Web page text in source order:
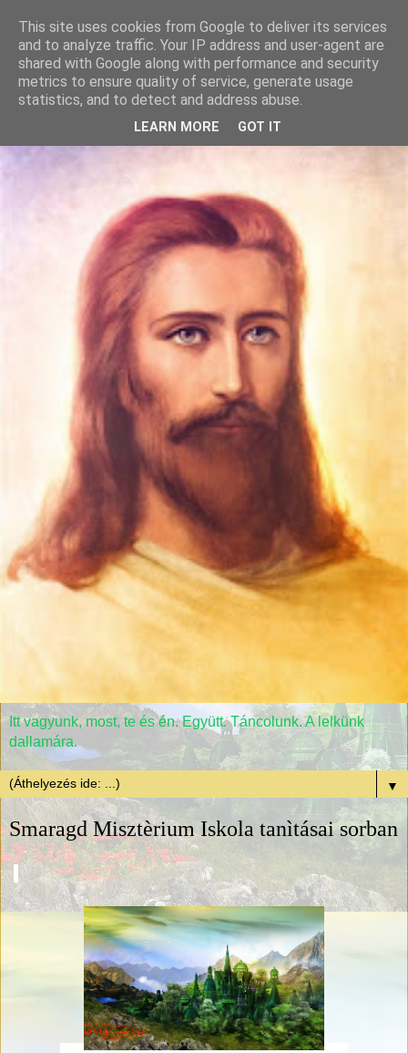
Szívtánc
Itt vagyunk, most, te és én. Együtt. Táncolunk. A lelkünk
Itt vagyunk, most, te és én. Együtt. Táncolunk. A lelkünk
dallamára.
▼
Smaragd Misztèrium Iskola tanìtásai sorban
This site uses cookies from Google to deliver its services
and to analyze traffic. Your IP address and user-agent are
shared with Google along with performance and security
metrics to ensure quality of service, generate usage
statistics, and to detect and address abuse.
LEARN MORE GOT IT